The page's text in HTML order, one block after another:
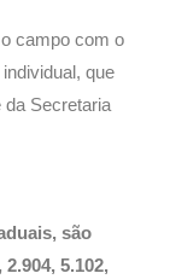
campo com o
que
da Secretaria
são
5.102,